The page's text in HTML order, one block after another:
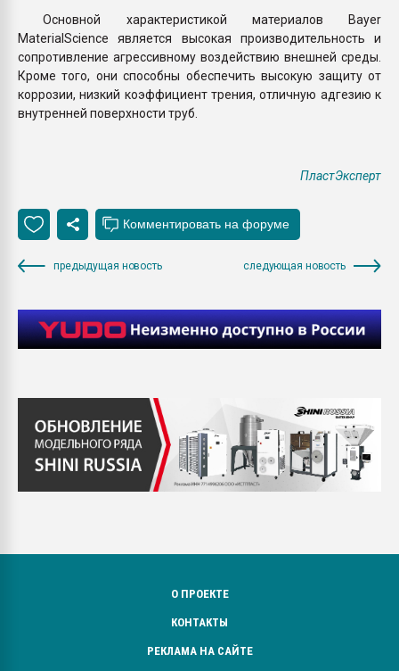
Основной характеристикой материалов Bayer
MaterialScience является высокая производительность и
сопротивление агрессивному воздействию внешней среды.
Кроме того, они способны обеспечить высокую защиту от
коррозии, низкий коэффициент трения, отличную адгезию к
внутренней поверхности труб.
ПластЭксперт
предыдущая новость следующая новость
О ПРОЕКТЕ
КОНТАКТЫ
РЕКЛАМА НА САЙТЕ